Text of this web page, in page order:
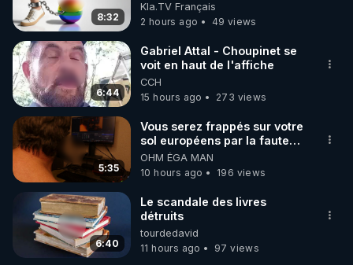
8:32
Kla.TV Français
2 hours ago
49 views
6:44
Gabriel Attal - Choupinet se
voit en haut de l'affiche
CCH
15 hours ago
273 views
5:35
Vous serez frappés sur votre
sol européens par la faute
des dirigeants qui s'en
mettent dans le nez
OHM ÉGA MAN
10 hours ago
196 views
6:40
Le scandale des livres
détruits
tourdedavid
11 hours ago
97 views